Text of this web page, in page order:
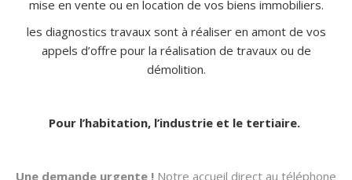
mise en vente ou en location de vos biens immobiliers.
les diagnostics travaux sont à réaliser en amont de vos
appels d’offre pour la réalisation de travaux ou de
démolition.
Pour l’habitation, l’industrie et le tertiaire.
Une demande urgente ! Notre accueil direct au téléphone